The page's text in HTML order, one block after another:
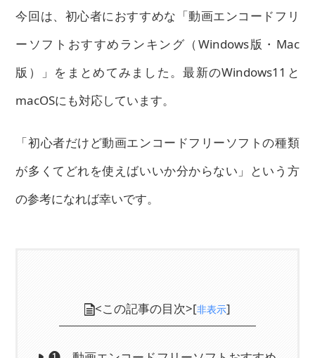
今回は、初心者におすすめな「動画エンコードフリ
ーソフトおすすめランキング（Windows版・Mac
版）」をまとめてみました。最新のWindows11と
macOSにも対応しています。
「初心者だけど動画エンコードフリーソフトの種類
が多くてどれを使えばいいか分からない」という方
の参考になれば幸いです。
<この記事の目次>[非表示]